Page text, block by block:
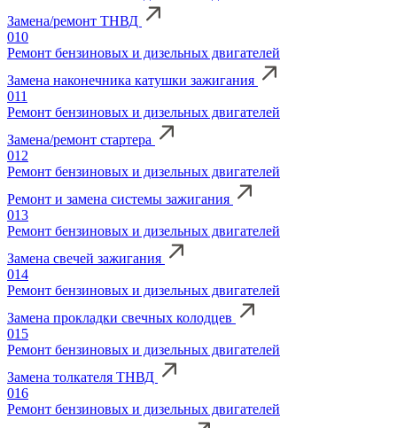
Замена/ремонт ТНВД
010
Ремонт бензиновых и дизельных двигателей
Замена наконечника катушки зажигания
011
Ремонт бензиновых и дизельных двигателей
Замена/ремонт стартера
012
Ремонт бензиновых и дизельных двигателей
Ремонт и замена системы зажигания
013
Ремонт бензиновых и дизельных двигателей
Замена свечей зажигания
014
Ремонт бензиновых и дизельных двигателей
Замена прокладки свечных колодцев
015
Ремонт бензиновых и дизельных двигателей
Замена толкателя ТНВД
016
Ремонт бензиновых и дизельных двигателей